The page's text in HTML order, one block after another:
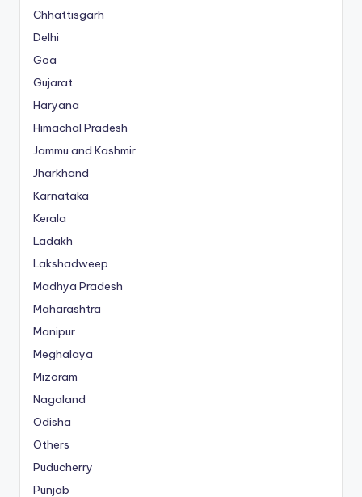
Chhattisgarh
Delhi
Goa
Gujarat
Haryana
Himachal Pradesh
Jammu and Kashmir
Jharkhand
Karnataka
Kerala
Ladakh
Lakshadweep
Madhya Pradesh
Maharashtra
Manipur
Meghalaya
Mizoram
Nagaland
Odisha
Others
Puducherry
Punjab